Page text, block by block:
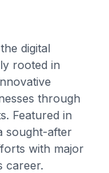
digital
rooted in
through
Featured in
sought-after
with major
career.